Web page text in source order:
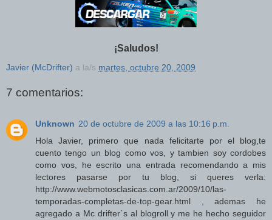
¡Saludos!
Javier (McDrifter) a la/s martes, octubre 20, 2009
7 comentarios:
Unknown 20 de octubre de 2009 a las 10:16 p.m.
Hola Javier, primero que nada felicitarte por el blog,te
cuento tengo un blog como vos, y tambien soy cordobes
como vos, he escrito una entrada recomendando a mis
lectores pasarse por tu blog, si queres verla:
http://www.webmotosclasicas.com.ar/2009/10/las-
temporadas-completas-de-top-gear.html , ademas he
agregado a Mc drifter´s al blogroll y me he hecho seguidor